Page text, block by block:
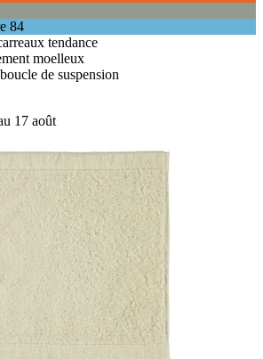
84
tendance
moelleux
de suspension
17 août